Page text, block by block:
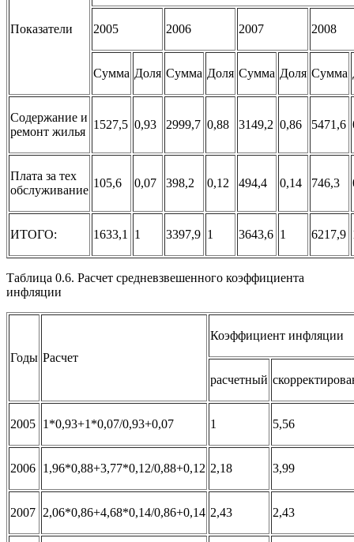
Показатели 2005 2006 2007 2008
Сумма Доля Сумма Доля Сумма Доля Сумма
Содержание и
ремонт жилья
1527,5 0,93 2999,7 0,88 3149,2 0,86 5471,6
Плата за тех
обслуживание
105,6 0,07 398,2 0,12 494,4 0,14 746,3
ИТОГО: 1633,1 1 3397,9 1 3643,6 1 6217,9
Таблица 0.6. Расчет средневзвешенного коэффициента
инфляции
Годы Расчет
Коэффициент инфляции
расчетный
2005 1*0,93+1*0,07/0,93+0,07 1 5,56
2006 1,96*0,88+3,77*0,12/0,88+0,12 2,18 3,99
2007 2,06*0,86+4,68*0,14/0,86+0,14 2,43 2,43